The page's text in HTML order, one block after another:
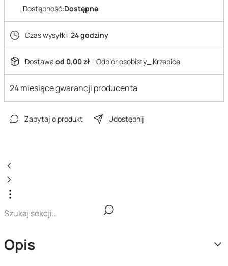
Dostępność:Dostępne
Czas wysyłki: 24 godziny
Dostawa od 0,00 zł- Odbiór osobisty_ Krzepice
24 miesiące gwarancji producenta
Zapytaj o produkt Udostępnij
Opis